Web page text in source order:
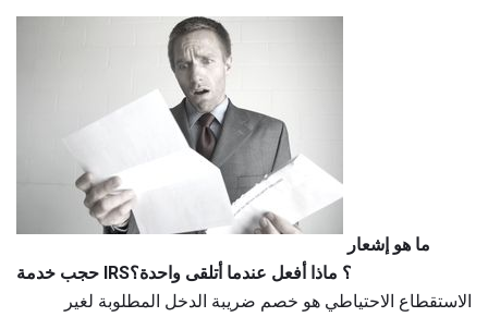
ما هو إشعار
حجب خدمة IRS؟ ماذا أفعل عندما أتلقى واحدة؟
الاستقطاع الاحتياطي هو خصم ضريبة الدخل المطلوبة لغير